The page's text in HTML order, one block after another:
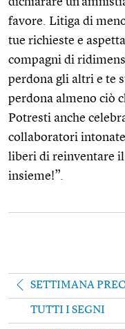
favore. Litiga di
tue richieste e
compagni di
perdona gli altri e te
perdona almeno ciò
Potresti anche
collaboratori
liberi di reinventare
insieme!”.
SETTIMANA
TUTTI I SEGNI